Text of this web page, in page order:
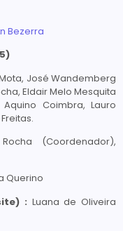
Bezerra
José Wandemberg
Eldair Melo Mesquita
Coimbra, Lauro
(Coordenador),
Querino
: Luana de Oliveira